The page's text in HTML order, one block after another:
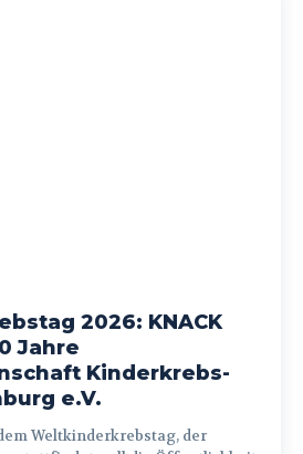
2026: KNACK
Jahre
Kinderkrebs-
e.V.